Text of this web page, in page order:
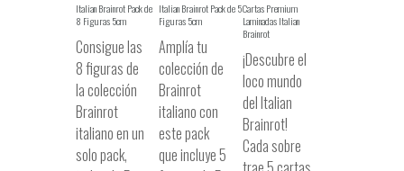
Italian Brainrot Pack de
8 Figuras 5cm
Consigue las
8 figuras de
la colección
Brainrot
italiano en un
solo pack,
Italian Brainrot Pack de 5
Figuras 5cm
Amplía tu
colección de
Brainrot
italiano con
este pack
que incluye 5
Cartas Premium
Laminadas Italian
Brainrot
¡Descubre el
loco mundo
del Italian
Brainrot!
Cada sobre